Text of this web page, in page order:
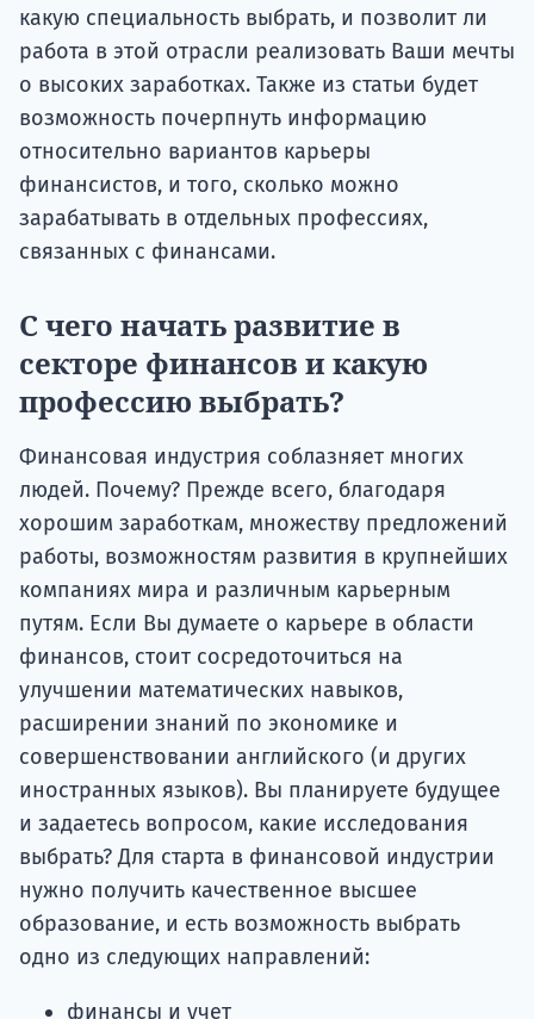
какую специальность выбрать, и позволит ли
работа в этой отрасли реализовать Ваши мечты
о высоких заработках. Также из статьи будет
возможность почерпнуть информацию
относительно вариантов карьеры
финансистов, и того, сколько можно
зарабатывать в отдельных профессиях,
связанных с финансами.
С чего начать развитие в
секторе финансов и какую
профессию выбрать?
Финансовая индустрия соблазняет многих
людей. Почему? Прежде всего, благодаря
хорошим заработкам, множеству предложений
работы, возможностям развития в крупнейших
компаниях мира и различным карьерным
путям. Если Вы думаете о карьере в области
финансов, стоит сосредоточиться на
улучшении математических навыков,
расширении знаний по экономике и
совершенствовании английского (и других
иностранных языков). Вы планируете будущее
и задаетесь вопросом, какие исследования
выбрать? Для старта в финансовой индустрии
нужно получить качественное высшее
образование, и есть возможность выбрать
одно из следующих направлений:
финансы и учет